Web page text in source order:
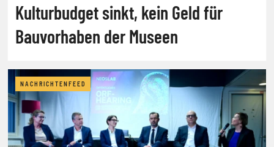
Kulturbudget sinkt, kein Geld für
Bauvorhaben der Museen
NACHRICHTENFEED